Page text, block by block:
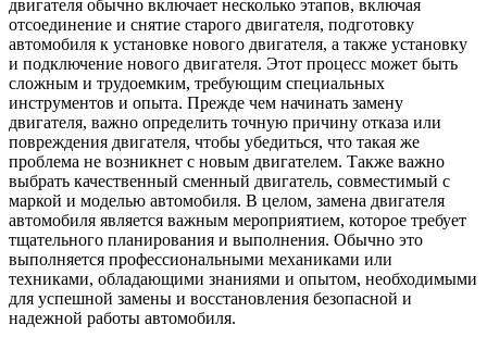
двигателя обычно включает несколько этапов, включая
отсоединение и снятие старого двигателя, подготовку
автомобиля к установке нового двигателя, а также установку
и подключение нового двигателя. Этот процесс может быть
сложным и трудоемким, требующим специальных
инструментов и опыта. Прежде чем начинать замену
двигателя, важно определить точную причину отказа или
повреждения двигателя, чтобы убедиться, что такая же
проблема не возникнет с новым двигателем. Также важно
выбрать качественный сменный двигатель, совместимый с
маркой и моделью автомобиля. В целом, замена двигателя
автомобиля является важным мероприятием, которое требует
тщательного планирования и выполнения. Обычно это
выполняется профессиональными механиками или
техниками, обладающими знаниями и опытом, необходимыми
для успешной замены и восстановления безопасной и
надежной работы автомобиля.